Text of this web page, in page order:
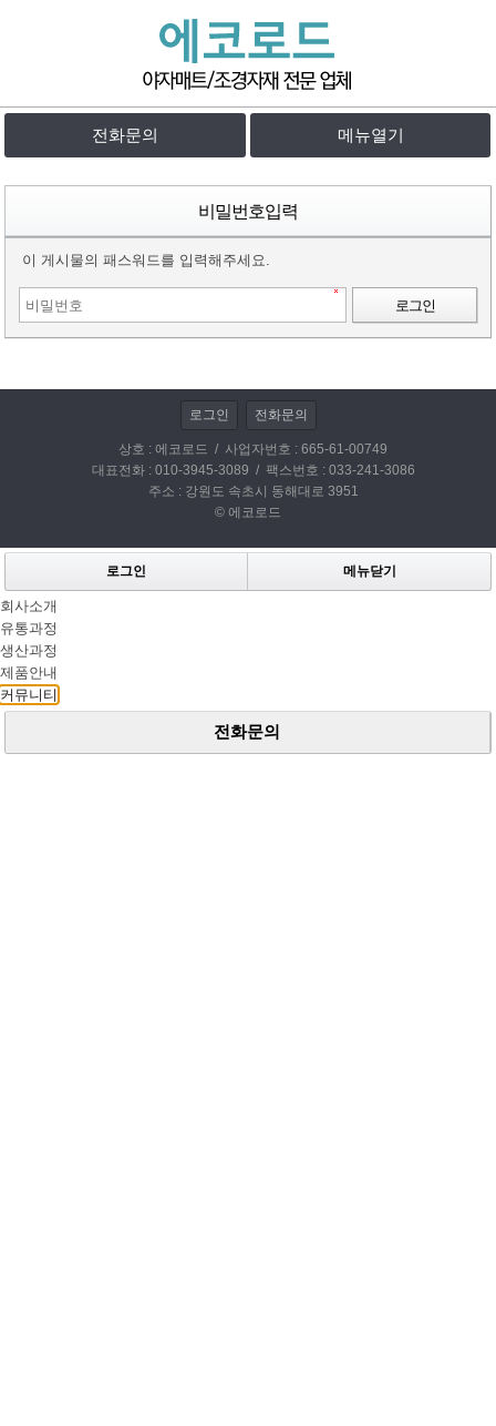
전화문의 메뉴열기
비밀번호입력
이 게시물의 패스워드를 입력해주세요.
로그인
로그인 전화문의
상호 : 에코로드 / 사업자번호 : 665-61-00749
대표전화 : 010-3945-3089 / 팩스번호 : 033-241-3086
주소 : 강원도 속초시 동해대로 3951
© 에코로드
로그인 메뉴닫기
회사소개
유통과정
생산과정
제품안내
커뮤니티
전화문의